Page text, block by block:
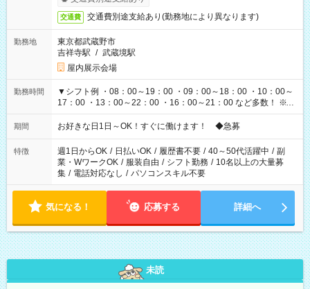
交通費 交通費別途支給あり(勤務地により異なります)
勤務地
東京都武蔵野市
吉祥寺駅 / 武蔵境駅
屋内展示会場
勤務時間
▼シフト例 ・08：00～19：00 ・09：00～18：00 ・10：00～
17：00 ・13：00～22：00 ・16：00～21：00 など多数！ ※お
仕事により勤務時間が異なります
期間 お好きな日1日～OK！すぐに働けます！ ◆急募
特徴 週1日からOK / 日払いOK / 履歴書不要 / 40～50代活躍中 / 副
業・WワークOK / 服装自由 / シフト勤務 / 10名以上の大量募
集 / 電話対応なし / パソコンスキル不要
気になる！ 応募する 詳細へ
未読